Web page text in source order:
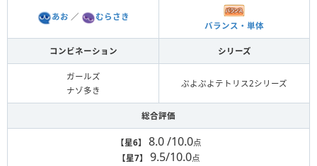
あお ／
むらさき
バランス・単体
コンビネーション シリーズ
ガールズ
ナゾ多き
ぷよぷよテトリス2シリーズ
総合評価
【星6】 8.0 /10.0点
【星7】
9.5/10.0点